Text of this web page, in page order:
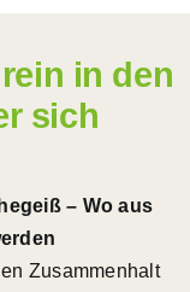
in den
sich
– Wo aus
Zusammenhalt